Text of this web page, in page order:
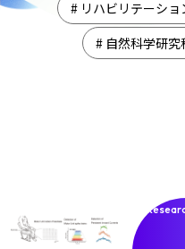
# リハビリテーショ
# 自然科学研究